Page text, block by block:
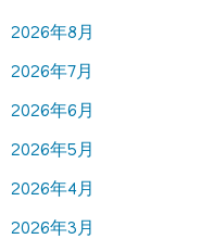
2026年8月
2026年7月
2026年6月
2026年5月
2026年4月
2026年3月